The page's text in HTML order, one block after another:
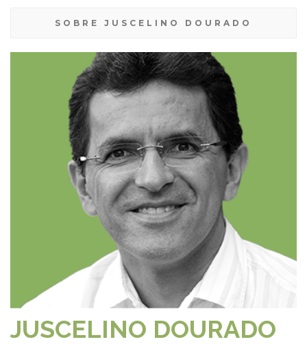
SOBRE JUSCELINO DOURADO
JUSCELINO DOURADO